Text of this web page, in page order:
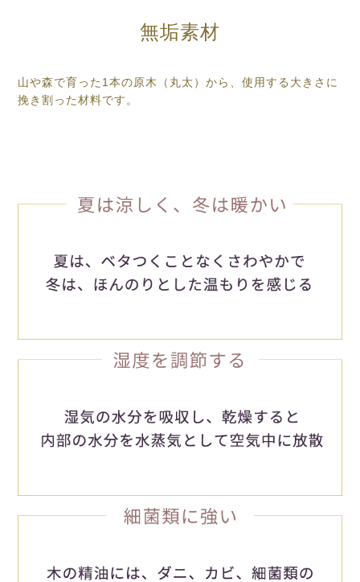
無垢素材
山や森で育った1本の原木（丸太）から、使用する大きさに
挽き割った材料です。